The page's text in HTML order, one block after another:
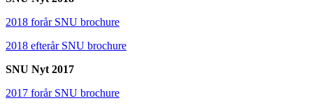
2018 forår SNU brochure
2018 efterår SNU brochure
SNU Nyt 2017
2017 forår SNU brochure